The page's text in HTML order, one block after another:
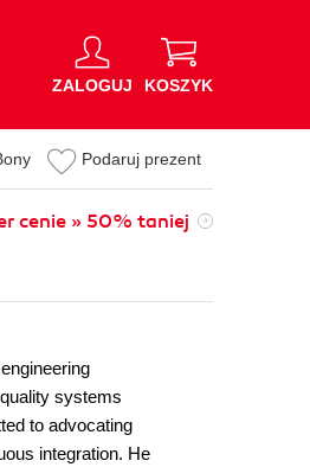
ZALOGUJ KOSZYK
Podaruj prezent
cenie » 50% taniej
systems
to advocating
integration. He